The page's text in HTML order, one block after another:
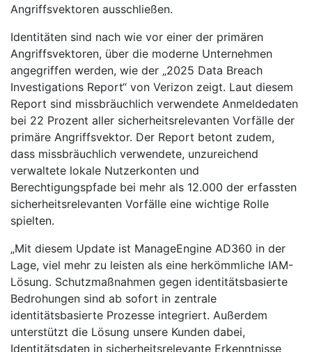
Angriffsvektoren ausschließen.
Identitäten sind nach wie vor einer der primären
Angriffsvektoren, über die moderne Unternehmen
angegriffen werden, wie der „2025 Data Breach
Investigations Report“ von Verizon zeigt. Laut diesem
Report sind missbräuchlich verwendete Anmeldedaten
bei 22 Prozent aller sicherheitsrelevanten Vorfälle der
primäre Angriffsvektor. Der Report betont zudem,
dass missbräuchlich verwendete, unzureichend
verwaltete lokale Nutzerkonten und
Berechtigungspfade bei mehr als 12.000 der erfassten
sicherheitsrelevanten Vorfälle eine wichtige Rolle
spielten.
„Mit diesem Update ist ManageEngine AD360 in der
Lage, viel mehr zu leisten als eine herkömmliche IAM-
Lösung. Schutzmaßnahmen gegen identitätsbasierte
Bedrohungen sind ab sofort in zentrale
identitätsbasierte Prozesse integriert. Außerdem
unterstützt die Lösung unsere Kunden dabei,
Identitätsdaten in sicherheitsrelevante Erkenntnisse